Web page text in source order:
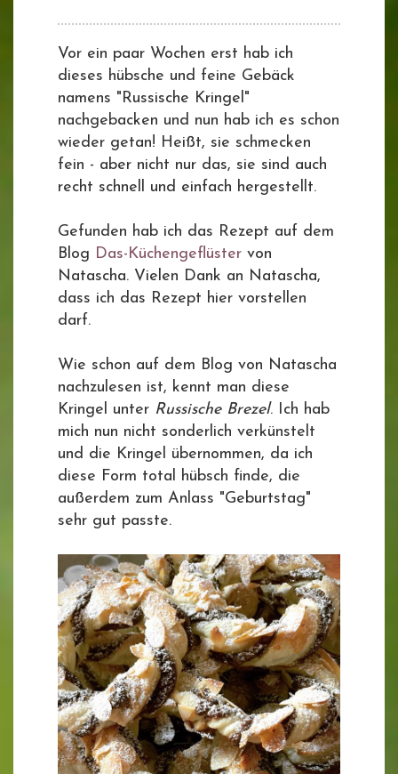
Vor ein paar Wochen erst hab ich
dieses hübsche und feine Gebäck
namens "Russische Kringel"
nachgebacken und nun hab ich es schon
wieder getan! Heißt, sie schmecken
fein - aber nicht nur das, sie sind auch
recht schnell und einfach hergestellt.
Gefunden hab ich das Rezept auf dem
Blog Das-Küchengeflüster von
Natascha. Vielen Dank an Natascha,
dass ich das Rezept hier vorstellen
darf.
Wie schon auf dem Blog von Natascha
nachzulesen ist, kennt man diese
Kringel unter Russische Brezel. Ich hab
mich nun nicht sonderlich verkünstelt
und die Kringel übernommen, da ich
diese Form total hübsch finde, die
außerdem zum Anlass "Geburtstag"
sehr gut passte.